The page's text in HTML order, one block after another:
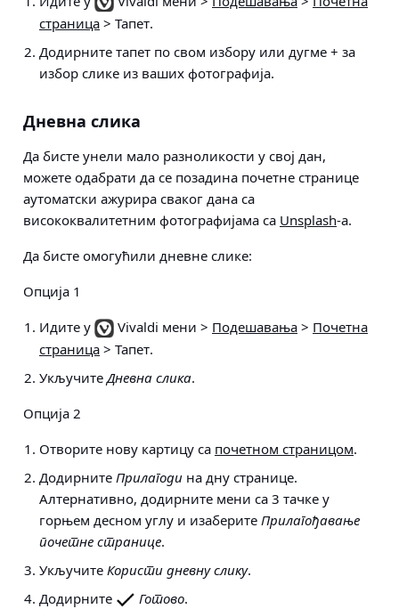
страница > Тапет.
Додирните тапет по свом избору или дугме + за
избор слике из ваших фотографија.
Дневна слика
Да бисте унели мало разноликости у свој дан,
можете одабрати да се позадина почетне странице
аутоматски ажурира сваког дана са
висококвалитетним фотографијама са Unsplash-а.
Да бисте омогућили дневне слике:
Опција 1
Идите у
Vivaldi мени > Подешавања > Почетна
страница > Тапет.
УкључитеДневна слика.
Опција 2
Отворите нову картицу са почетном страницом.
Додирните Прилагоди на дну странице.
Алтернативно, додирните мени са 3 тачке у
горњем десном углу и изаберите Прилагођавање
почетне странице.
Укључите Користи дневну слику.
Додирните
Готово.